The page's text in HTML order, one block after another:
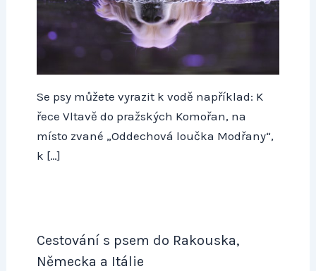
Se psy můžete vyrazit k vodě například: K
řece Vltavě do pražských Komořan, na
místo zvané „Oddechová loučka Modřany“,
k […]
Cestování s psem do Rakouska,
Německa a Itálie